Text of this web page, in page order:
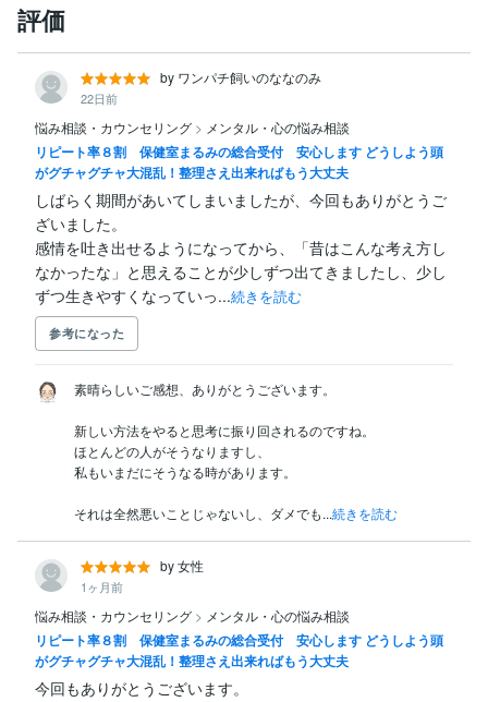
評価
by ワンパチ飼いのななのみ
22日前
悩み相談・カウンセリング > メンタル・心の悩み相談
リピート率８割 保健室まるみの総合受付 安心します どうしよう頭
がグチャグチャ大混乱！整理さえ出来ればもう大丈夫
しばらく期間があいてしまいましたが、今回もありがとうご
ざいました。
感情を吐き出せるようになってから、「昔はこんな考え方し
なかったな」と思えることが少しずつ出てきましたし、少し
ずつ生きやすくなっていっ...続きを読む
参考になった
素晴らしいご感想、ありがとうございます。
新しい方法をやると思考に振り回されるのですね。
ほとんどの人がそうなりますし、
私もいまだにそうなる時があります。
それは全然悪いことじゃないし、ダメでも...続きを読む
by 女性
1ヶ月前
悩み相談・カウンセリング > メンタル・心の悩み相談
リピート率８割 保健室まるみの総合受付 安心します どうしよう頭
がグチャグチャ大混乱！整理さえ出来ればもう大丈夫
今回もありがとうございます。